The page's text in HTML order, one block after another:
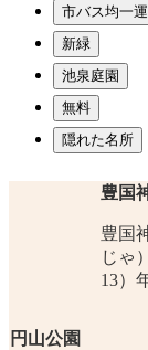
市バス均一
新緑
池泉庭園
無料
隠れた名所
豊国
豊国
じゃ
13）
円山公園